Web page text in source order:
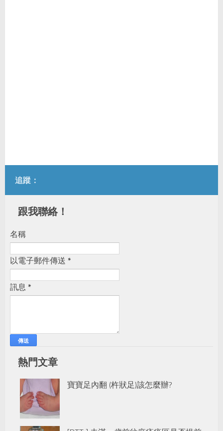
追蹤：
跟我聯絡！
名稱
以電子郵件傳送 *
訊息 *
熱門文章
寶寶足內翻 (杵狀足)該怎麼辦?